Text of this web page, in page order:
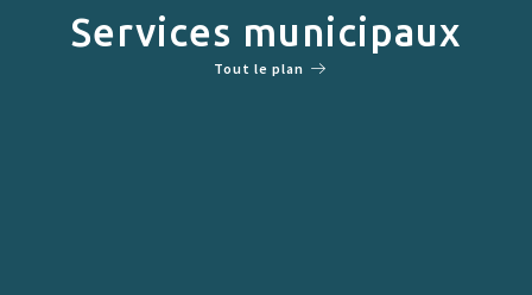
Services municipaux
Tout le plan